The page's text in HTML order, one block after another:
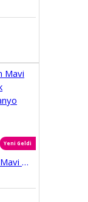
Yeni Geldi
10 Adet 30x30cm Mavi Motifli Desen Köpük Yapışkanlı Mutfak Banyo Duvar Paneli Kağıdı CYCZT00212